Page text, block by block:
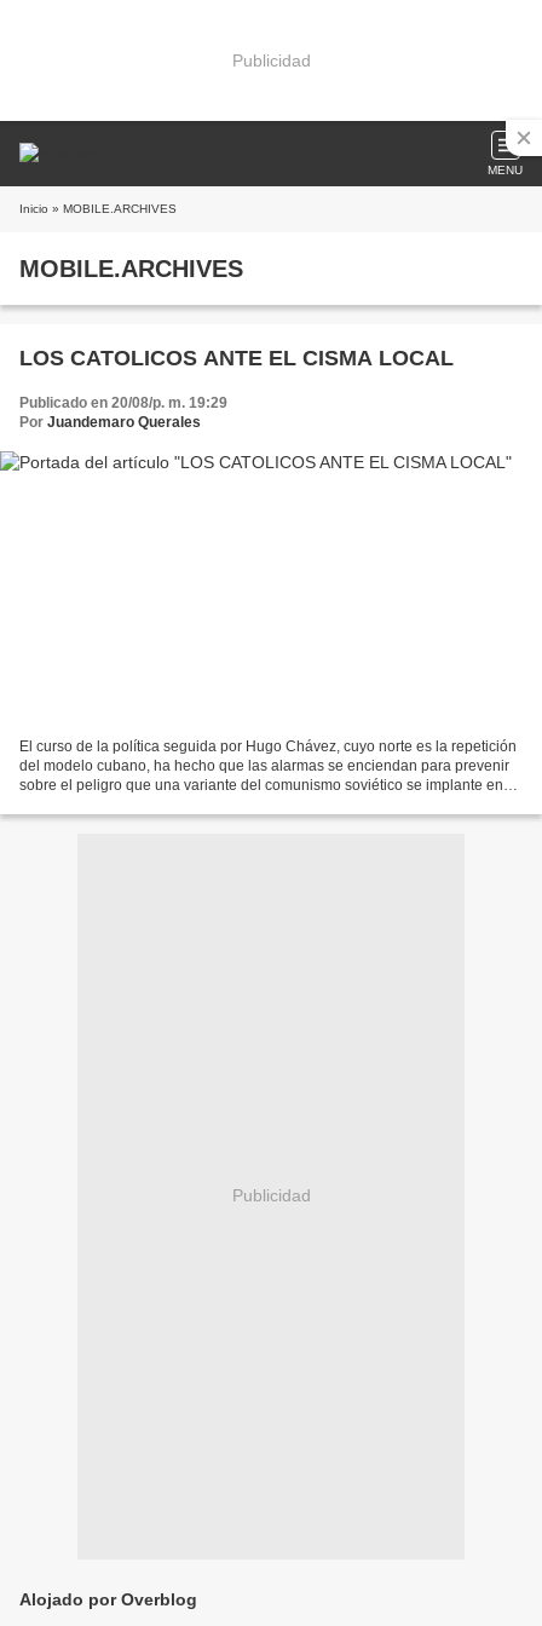
Publicidad
MENU
Inicio » MOBILE.ARCHIVES
MOBILE.ARCHIVES
LOS CATOLICOS ANTE EL CISMA LOCAL
Publicado en 20/08/p. m. 19:29
Por Juandemaro Querales
El curso de la política seguida por Hugo Chávez, cuyo norte es la repetición
del modelo cubano, ha hecho que las alarmas se enciendan para prevenir
sobre el peligro que una variante del comunismo soviético se implante en
Publicidad
Alojado por Overblog